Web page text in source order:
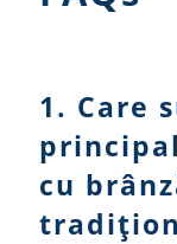
1. Care
cu